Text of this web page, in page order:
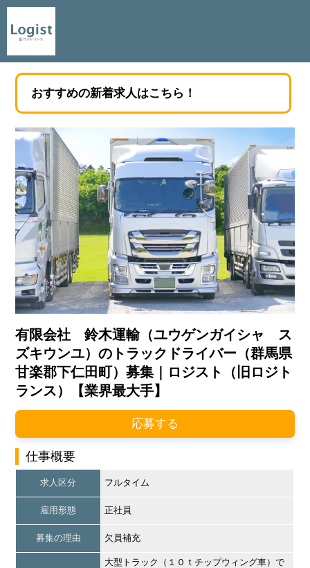
おすすめの新着求人はこちら！
有限会社 鈴木運輸（ユウゲンガイシャ ス
ズキウンユ）のトラックドライバー（群馬県
甘楽郡下仁田町）募集｜ロジスト（旧ロジト
ランス）【業界最大手】
応募する
仕事概要
求人区分 フルタイム
雇用形態 正社員
募集の理由 欠員補充
大型トラック（１０ｔチップウィング車）で